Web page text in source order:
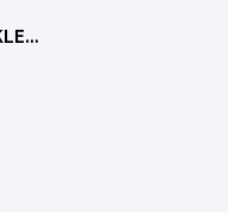
KURTAĞZI CONTA ÇIKIŞ EKLEME NİPELİ